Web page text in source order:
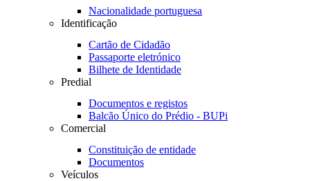
Nacionalidade portuguesa
Identificação
Cartão de Cidadão
Passaporte eletrónico
Bilhete de Identidade
Predial
Documentos e registos
Balcão Único do Prédio - BUPi
Comercial
Constituição de entidade
Documentos
Veículos